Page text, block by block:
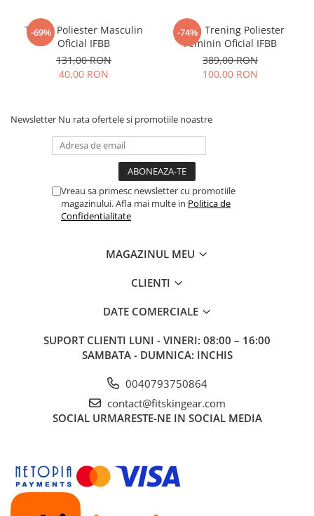
-69%
Tricou Poliester Masculin
Oficial IFBB
131,00 RON
40,00 RON
-74%
Bluza Trening Poliester
Feminin Oficial IFBB
389,00 RON
100,00 RON
Newsletter Nu rata ofertele si promotiile noastre
Vreau sa primesc newsletter cu promotiile
magazinului. Afla mai multe in Politica de
Confidentialitate
MAGAZINUL MEU
CLIENTI
DATE COMERCIALE
SUPORT CLIENTI LUNI - VINERI: 08:00 – 16:00
SAMBATA - DUMNICA: INCHIS
0040793750864
contact@fitskingear.com
SOCIAL URMARESTE-NE IN SOCIAL MEDIA